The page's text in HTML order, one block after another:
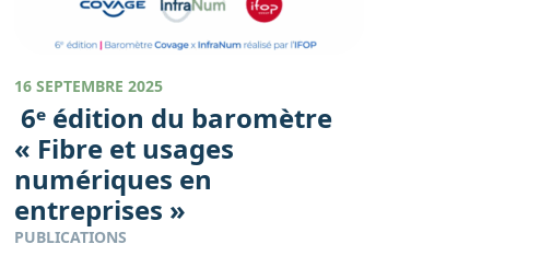
16 SEPTEMBRE 2025
6ᵉ édition du baromètre
« Fibre et usages
numériques en
entreprises »
PUBLICATIONS